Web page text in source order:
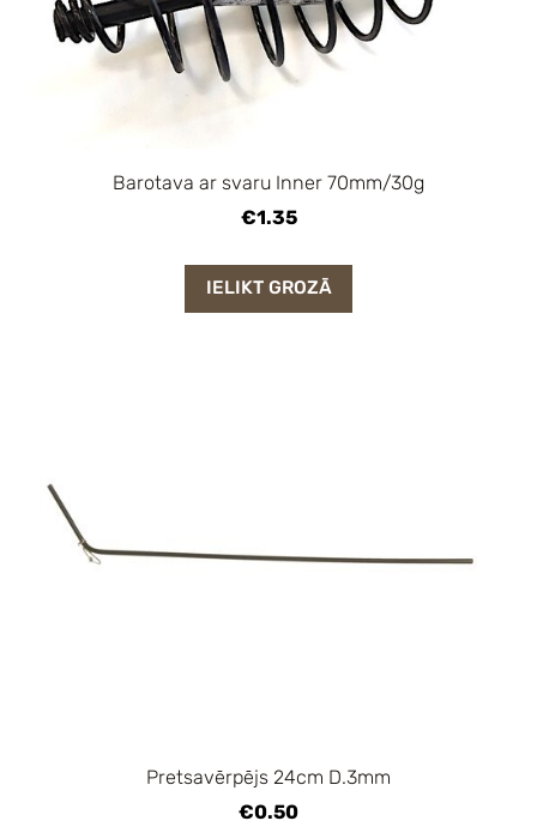
Barotava ar svaru Inner 70mm/30g
€1.35
IELIKT GROZĀ
Pretsavērpējs 24cm D.3mm
€0.50